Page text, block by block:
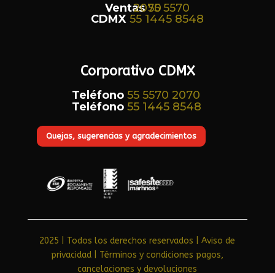
Ventas55 5570 2070
CDMX 55 1445 8548
Corporativo CDMX
Teléfono 55 5570 2070
Teléfono 55 1445 8548
Quejas, sugerencias y agradecimientos
2025 | Todos los derechos reservados | Aviso de
privacidad​
Términos y condiciones pagos,
cancelaciones y devoluciones